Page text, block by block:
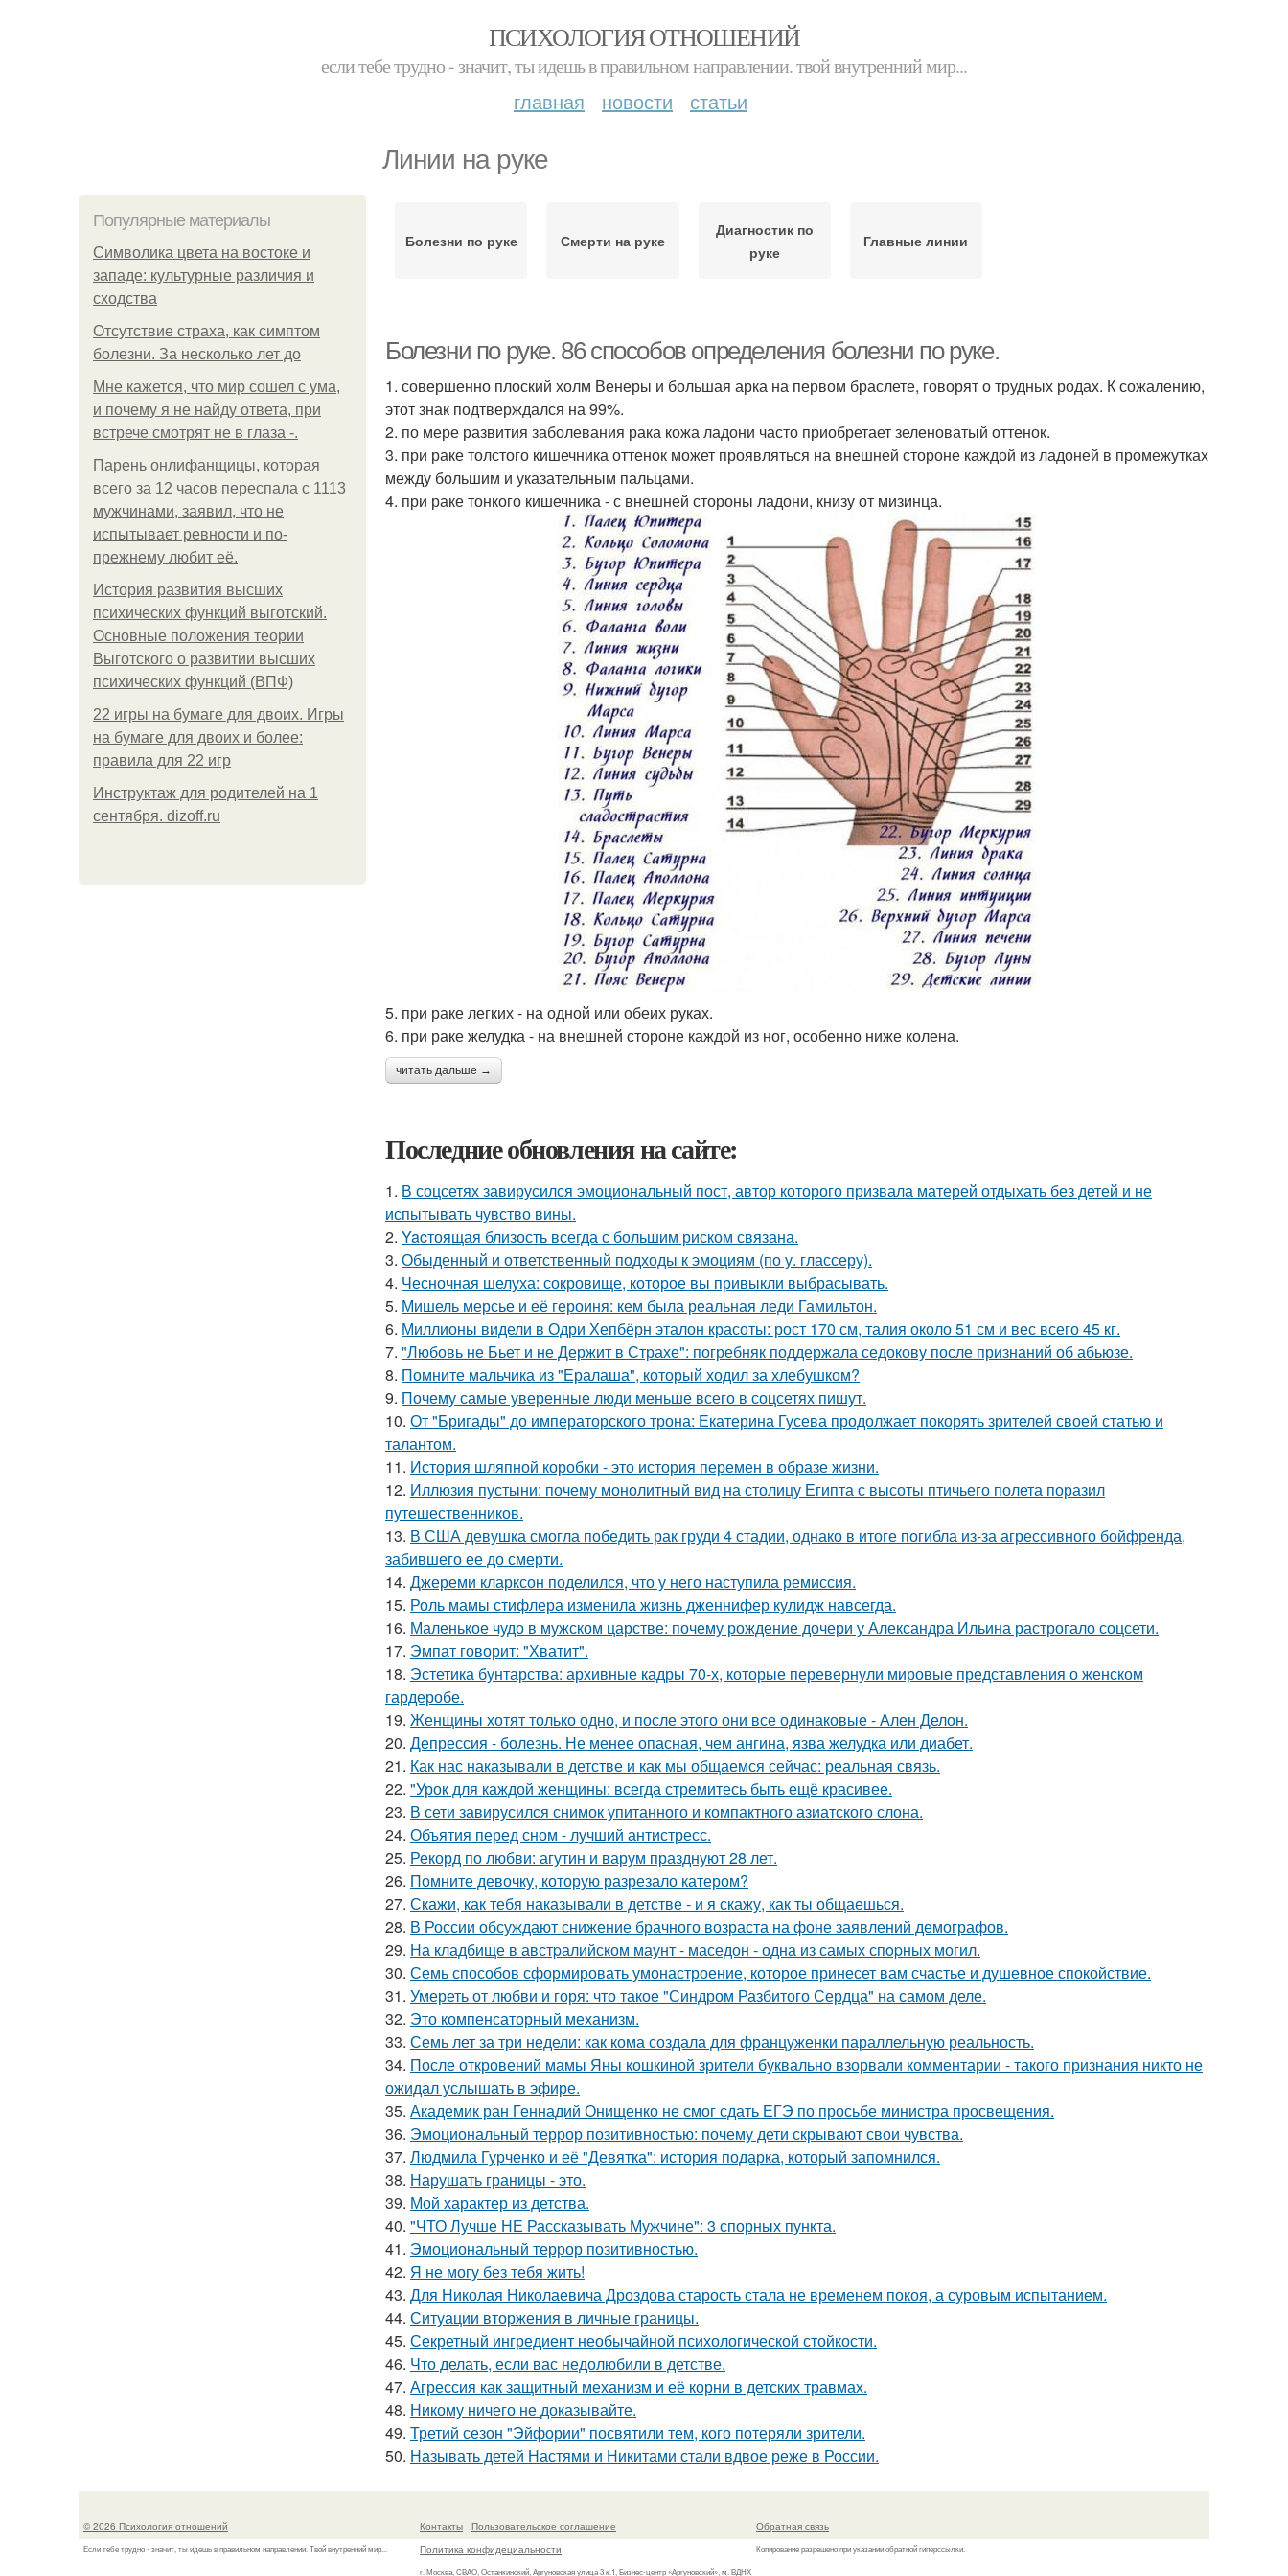
ПСИХОЛОГИЯ ОТНОШЕНИЙ
если тебе трудно - значит, ты идешь в правильном направлении. твой внутренний мир...
главная новости статьи
Линии на руке
Популярные материалы
Символика цвета на востоке и
западе: культурные различия и
сходства
Отсутствие страха, как симптом
болезни. За несколько лет до
Мне кажется, что мир сошел с ума,
и почему я не найду ответа, при
встрече смотрят не в глаза -.
Парень онлифанщицы, которая
всего за 12 часов переспала с 1113
мужчинами, заявил, что не
испытывает ревности и по-
прежнему любит её.
История развития высших
психических функций выготский.
Основные положения теории
Выготского о развитии высших
психических функций (ВПФ)
22 игры на бумаге для двоих. Игры
на бумаге для двоих и более:
правила для 22 игр
Инструктаж для родителей на 1
сентября. dizoff.ru
Болезни по руке Смерти на руке
Диагностик по
руке
Главные линии
Болезни по руке. 86 способов определения болезни по руке.
1. совершенно плоский холм Венеры и большая арка на первом браслете, говорят о трудных родах. К сожалению,
этот знак подтверждался на 99%.
2. по мере развития заболевания рака кожа ладони часто приобретает зеленоватый оттенок.
3. при раке толстого кишечника оттенок может проявляться на внешней стороне каждой из ладоней в промежутках
между большим и указательным пальцами.
4. при раке тонкого кишечника - с внешней стороны ладони, книзу от мизинца.
5. при раке легких - на одной или обеих руках.
6. при раке желудка - на внешней стороне каждой из ног, особенно ниже колена.
читать дальше →
Последние обновления на сайте:
1. В соцсетях завирусился эмоциональный пост, автор которого призвала матерей отдыхать без детей и не
испытывать чувство вины.
2. Yacтоящая близость всегда с большим риском связана.
3. Обыденный и ответственный подходы к эмоциям (по у. глассеру).
4. Чесночная шелуха: сокровище, которое вы привыкли выбрасывать.
5. Мишель мерсье и её героиня: кем была реальная леди Гамильтон.
6. Миллионы видели в Одри Хепбёрн эталон красоты: рост 170 см, талия около 51 см и вес всего 45 кг.
7. "Любовь не Бьет и не Держит в Страхе": погребняк поддержала седокову после признаний об абьюзе.
8. Помните мальчика из "Ералаша", который ходил за хлебушком?
9. Почему самые уверенные люди меньше всего в соцсетях пишут.
10. От "Бригады" до императорского трона: Екатерина Гусева продолжает покорять зрителей своей статью и
талантом.
11. История шляпной коробки - это история перемен в образе жизни.
12. Иллюзия пустыни: почему монолитный вид на столицу Египта с высоты птичьего полета поразил
путешественников.
13. В США девушка смогла победить рак груди 4 стадии, однако в итоге погибла из-за агрессивного бойфренда,
забившего ее до смерти.
14. Джереми кларксон поделился, что у него наступила ремиссия.
15. Роль мамы стифлера изменила жизнь дженнифер кулидж навсегда.
16. Маленькое чудо в мужском царстве: почему рождение дочери у Александра Ильина растрогало соцсети.
17. Эмпат говорит: "Хватит".
18. Эстетика бунтарства: архивные кадры 70-х, которые перевернули мировые представления о женском
гардеробе.
19. Женщины хотят только одно, и после этого они все одинаковые - Ален Делон.
20. Депрессия - болезнь. Не менее опасная, чем ангина, язва желудка или диабет.
21. Как нас наказывали в детстве и как мы общаемся сейчас: реальная связь.
22. "Урок для каждой женщины: всегда стремитесь быть ещё красивее.
23. В сети завирусился снимок упитанного и компактного азиатского слона.
24. Объятия перед сном - лучший антистресс.
25. Рекорд по любви: агутин и варум празднуют 28 лет.
26. Помните девочку, которую разрезало катером?
27. Скажи, как тебя наказывали в детстве - и я скажу, как ты общаешься.
28. В России обсуждают снижение брачного возраста на фоне заявлений демографов.
29. На кладбище в австpалийском маунт - маседон - одна из самых спopных могил.
30. Семь способов сформировать умонастроение, которое принесет вам счастье и душевное спокойствие.
31. Умереть от любви и горя: что такое "Синдром Разбитого Сердца" на самом деле.
32. Это компенсаторный механизм.
33. Семь лет за три недели: как кома создала для француженки параллельную реальность.
34. После откровений мамы Яны кошкиной зрители буквально взорвали комментарии - такого признания никто не
ожидал услышать в эфире.
35. Академик ран Геннадий Онищенко не смог сдать ЕГЭ по просьбе министра просвещения.
36. Эмоциональный террор позитивностью: почему дети скрывают свои чувства.
37. Людмила Гурченко и её "Девятка": история подарка, который запомнился.
38. Нарушать границы - это.
39. Мой характер из детства.
40. "ЧТО Лучше НЕ Рассказывать Мужчине": 3 спорных пункта.
41. Эмоциональный террор позитивностью.
42. Я не могу без тебя жить!
43. Для Николая Николаевича Дроздова старость стала не временем покоя, а суровым испытанием.
44. Ситуации вторжения в личные границы.
45. Секретный ингредиент необычайной психологической стойкости.
46. Что делать, если вас недолюбили в детстве.
47. Агрессия как защитный механизм и её корни в детских травмах.
48. Никому ничего не доказывайте.
49. Третий сезон "Эйфории" посвятили тем, кого потеряли зрители.
50. Называть детей Настями и Никитами стали вдвое реже в России.
© 2026 Психология отношений
Если тебе трудно - значит, ты идешь в правильном направлении. Твой внутренний мир...
Контакты
Пользовательское соглашение
Политика конфидециальности
г. Москва, СВАО, Останкинский, Аргуновская улица 3 к.1, Бизнес-центр «Аргуновский», м. ВДНХ
Обратная связь
Копирование разрешено при указании обратной гиперссылки.